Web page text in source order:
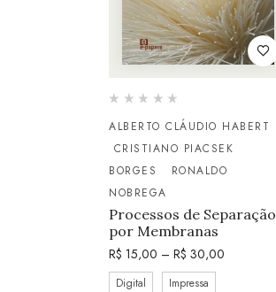
ALBERTO CLÁUDIO HABERT
CRISTIANO PIACSEK
BORGES
RONALDO
NOBREGA
Processos de Separação
por Membranas
R$ 15,00 – R$ 30,00
Digital Impressa